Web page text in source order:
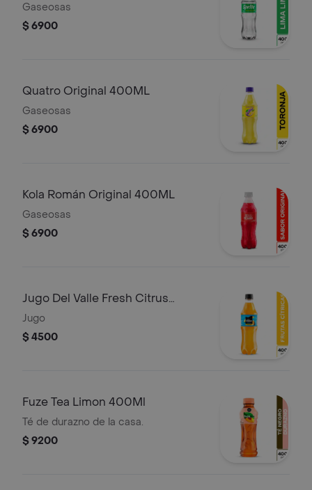
Gaseosas
$ 6900
Quatro Original 400ML
Gaseosas
$ 6900
Kola Román Original 400ML
Gaseosas
$ 6900
Jugo Del Valle Fresh Citrus
400ml
Jugo
$ 4500
Fuze Tea Limon 400Ml
Té de durazno de la casa.
$ 9200